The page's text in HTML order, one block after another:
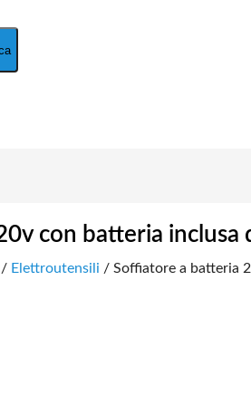
con batteria inclusa
/ Elettroutensili / Soffiatore a batteria